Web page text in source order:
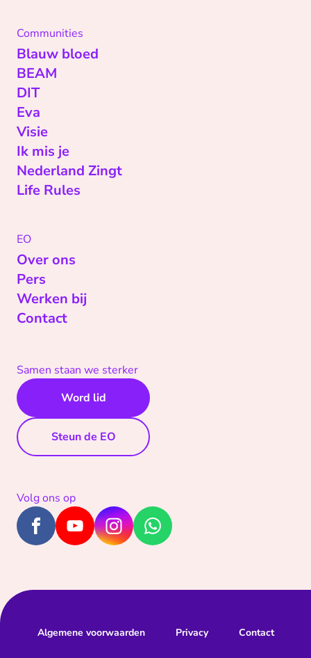
Communities
Blauw bloed
BEAM
DIT
Eva
Visie
Ik mis je
Nederland Zingt
Life Rules
EO
Over ons
Pers
Werken bij
Contact
Samen staan we sterker
Word lid
Steun de EO
Volg ons op
Algemene voorwaarden Privacy Contact